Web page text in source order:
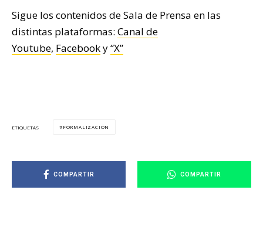
Sigue los contenidos de Sala de Prensa en las
distintas plataformas: Canal de
Youtube, Facebooky“X”
ETIQUETAS FORMALIZACIÓN
COMPARTIR COMPARTIR